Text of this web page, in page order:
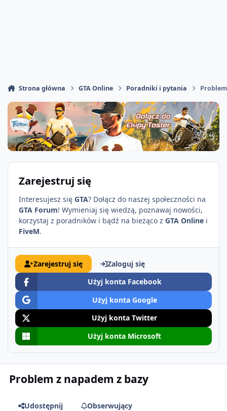
Strona główna GTA Online Poradniki i pytania
Zarejestruj się
Interesujesz się GTA? Dołącz do naszej społeczności na
GTA Forum! Wymieniaj się wiedzą, poznawaj nowości,
korzystaj z poradników i bądź na bieżąco z GTA Online i
FiveM.
Zarejestruj się
Zaloguj się
Użyj konta Facebook
Użyj konta Google
Użyj konta Twitter
Użyj konta Microsoft
Problem z napadem z bazy
Udostępnij Obserwujący